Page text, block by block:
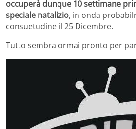
occuperà dunque 10 settimane
speciale natalizio, in onda
consuetudine il 25 Dicembre.
Tutto sembra ormai pronto per